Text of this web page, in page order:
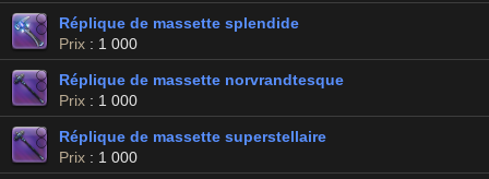
Réplique de massette splendide
Prix: 1 000
Réplique de massette norvrandtesque
Prix: 1 000
Réplique de massette superstellaire
Prix: 1 000